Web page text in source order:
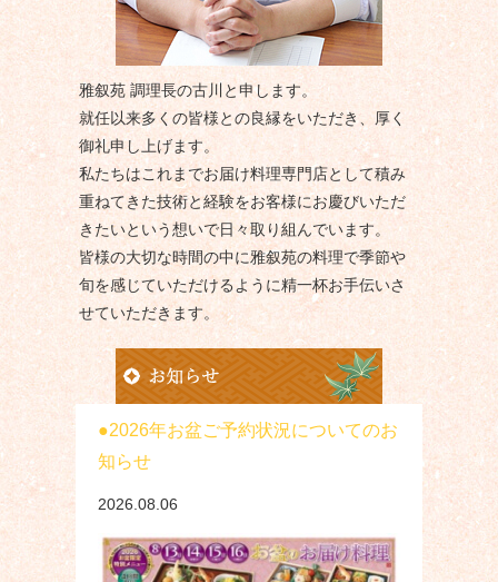
雅叙苑 調理長の古川と申します。
就任以来多くの皆様との良縁をいただき、厚く
御礼申し上げます。
私たちはこれまでお届け料理専門店として積み
重ねてきた技術と経験をお客様にお慶びいただ
きたいという想いで日々取り組んでいます。
皆様の大切な時間の中に雅叙苑の料理で季節や
旬を感じていただけるように精一杯お手伝いさ
せていただきます。
2026年お盆ご予約状況についてのお
知らせ
2026.08.06